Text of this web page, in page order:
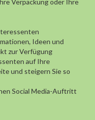
Verpackung oder Ihre
Ideen und
zur Verfügung
auf Ihre
und steigern Sie so
Social Media-Auftritt